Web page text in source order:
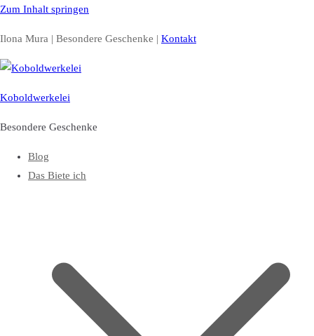
Zum Inhalt springen
Ilona Mura | Besondere Geschenke | Kontakt
Koboldwerkelei
Besondere Geschenke
Blog
Das Biete ich